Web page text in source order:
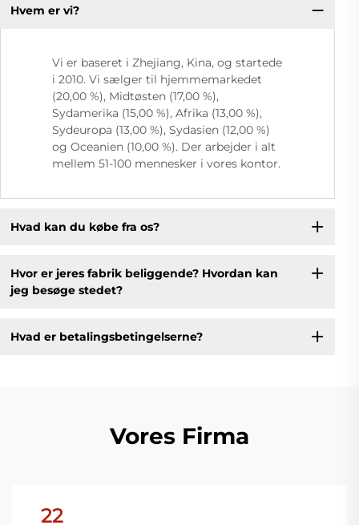
Hvem er vi?
Vi er baseret i Zhejiang, Kina, og startede
i 2010. Vi sælger til hjemmemarkedet
(20,00 %), Midtøsten (17,00 %),
Sydamerika (15,00 %), Afrika (13,00 %),
Sydeuropa (13,00 %), Sydasien (12,00 %)
og Oceanien (10,00 %). Der arbejder i alt
mellem 51-100 mennesker i vores kontor.
Hvad kan du købe fra os?
Hvor er jeres fabrik beliggende? Hvordan kan
jeg besøge stedet?
Hvad er betalingsbetingelserne?
Vores Firma
22